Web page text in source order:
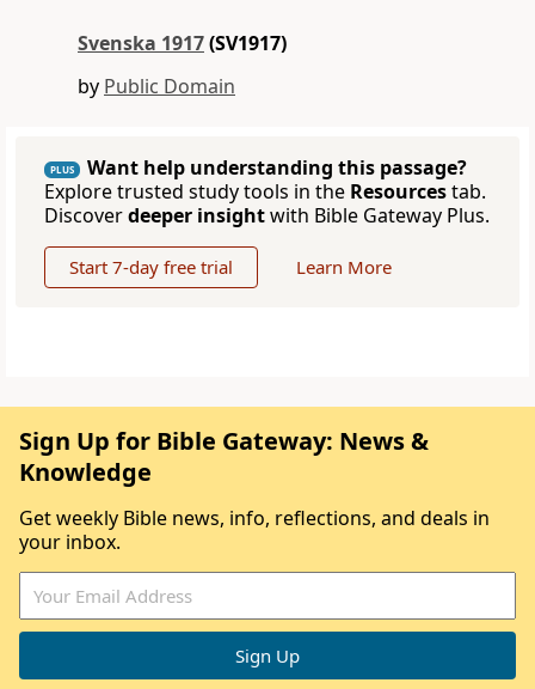
Svenska 1917(SV1917)
by Public Domain
PLUS
Want help understanding this passage?
Explore trusted study tools in the Resourcestab.
Discoverdeeper insightwith Bible Gateway Plus.
Start 7-day free trial Learn More
Sign Up for Bible Gateway: News &
Knowledge
Get weekly Bible news, info, reflections, and deals in
your inbox.